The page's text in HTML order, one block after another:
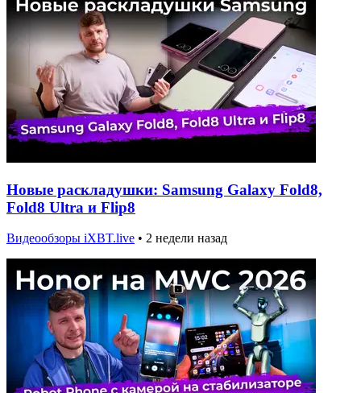
Новые раскладушки: Samsung Galaxy Fold8,
Fold8 Ultra и Flip8
Видеообзоры iXBT.live • 2 недели назад